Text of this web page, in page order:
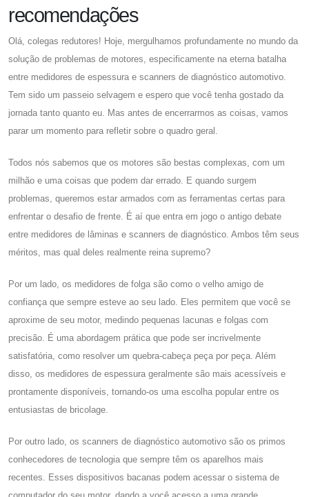
recomendações
Olá, colegas redutores! Hoje, mergulhamos profundamente no mundo da
solução de problemas de motores, especificamente na eterna batalha
entre medidores de espessura e scanners de diagnóstico automotivo.
Tem sido um passeio selvagem e espero que você tenha gostado da
jornada tanto quanto eu. Mas antes de encerrarmos as coisas, vamos
parar um momento para refletir sobre o quadro geral.
Todos nós sabemos que os motores são bestas complexas, com um
milhão e uma coisas que podem dar errado. E quando surgem
problemas, queremos estar armados com as ferramentas certas para
enfrentar o desafio de frente. É aí que entra em jogo o antigo debate
entre medidores de lâminas e scanners de diagnóstico. Ambos têm seus
méritos, mas qual deles realmente reina supremo?
Por um lado, os medidores de folga são como o velho amigo de
confiança que sempre esteve ao seu lado. Eles permitem que você se
aproxime de seu motor, medindo pequenas lacunas e folgas com
precisão. É uma abordagem prática que pode ser incrivelmente
satisfatória, como resolver um quebra-cabeça peça por peça. Além
disso, os medidores de espessura geralmente são mais acessíveis e
prontamente disponíveis, tornando-os uma escolha popular entre os
entusiastas de bricolage.
Por outro lado, os scanners de diagnóstico automotivo são os primos
conhecedores de tecnologia que sempre têm os aparelhos mais
recentes. Esses dispositivos bacanas podem acessar o sistema de